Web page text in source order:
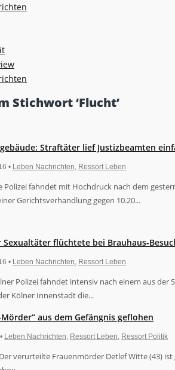
Stichwort ‘Flucht’
Straftäter lief Justizbeamten
• Leben Nachrichten Ressort Leben
Polizei fahndet mit Hochdruck nach dem
Gerichtsverhandlung gegen 10.20...
flüchtete bei Brauhaus-
• Leben Nachrichten Ressort Leben
Polizei fahndet intensiv nach einem aus
Kölner Innenstadt die...
Mörder“ aus dem Gefängnis geflohen
Leben Nachrichten Ressort Leben Ressort Politik
verurteilte Frauenmörder Detlef Witte (43)